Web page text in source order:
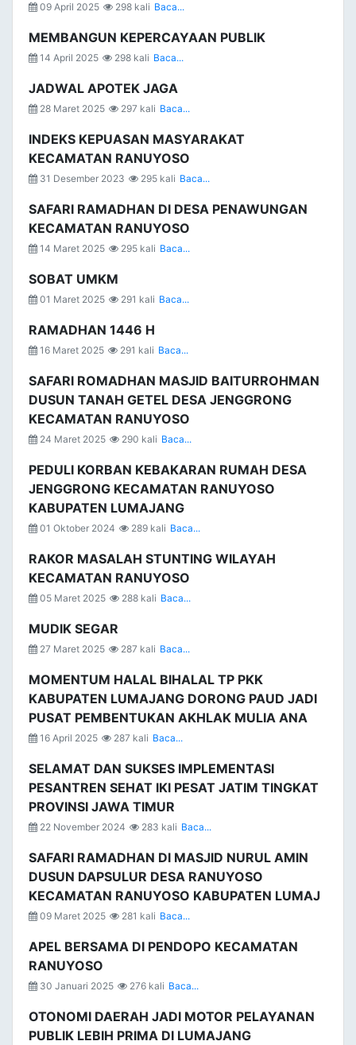
09 April 2025 298 kali Baca...
MEMBANGUN KEPERCAYAAN PUBLIK
14 April 2025 298 kali Baca...
JADWAL APOTEK JAGA
28 Maret 2025 297 kali Baca...
INDEKS KEPUASAN MASYARAKAT
KECAMATAN RANUYOSO
31 Desember 2023 295 kali Baca...
SAFARI RAMADHAN DI DESA PENAWUNGAN
KECAMATAN RANUYOSO
14 Maret 2025 295 kali Baca...
SOBAT UMKM
01 Maret 2025 291 kali Baca...
RAMADHAN 1446 H
16 Maret 2025 291 kali Baca...
SAFARI ROMADHAN MASJID BAITURROHMAN
DUSUN TANAH GETEL DESA JENGGRONG
KECAMATAN RANUYOSO
24 Maret 2025 290 kali Baca...
PEDULI KORBAN KEBAKARAN RUMAH DESA
JENGGRONG KECAMATAN RANUYOSO
KABUPATEN LUMAJANG
01 Oktober 2024 289 kali Baca...
RAKOR MASALAH STUNTING WILAYAH
KECAMATAN RANUYOSO
05 Maret 2025 288 kali Baca...
MUDIK SEGAR
27 Maret 2025 287 kali Baca...
MOMENTUM HALAL BIHALAL TP PKK
KABUPATEN LUMAJANG DORONG PAUD JADI
PUSAT PEMBENTUKAN AKHLAK MULIA ANA
16 April 2025 287 kali Baca...
SELAMAT DAN SUKSES IMPLEMENTASI
PESANTREN SEHAT IKI PESAT JATIM TINGKAT
PROVINSI JAWA TIMUR
22 November 2024 283 kali Baca...
SAFARI RAMADHAN DI MASJID NURUL AMIN
DUSUN DAPSULUR DESA RANUYOSO
KECAMATAN RANUYOSO KABUPATEN LUMAJ
09 Maret 2025 281 kali Baca...
APEL BERSAMA DI PENDOPO KECAMATAN
RANUYOSO
30 Januari 2025 276 kali Baca...
OTONOMI DAERAH JADI MOTOR PELAYANAN
PUBLIK LEBIH PRIMA DI LUMAJANG